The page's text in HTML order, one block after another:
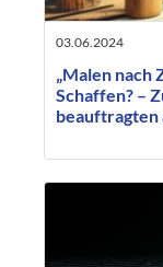
03.06.2024
„Malen nach
Schaffen? –
beauftragten